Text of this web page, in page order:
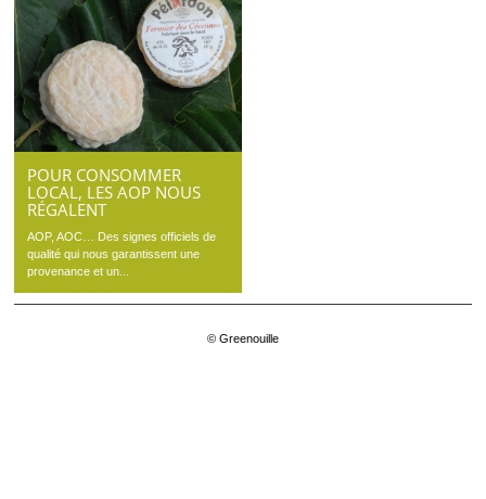
POUR CONSOMMER
LOCAL, LES AOP NOUS
RÉGALENT
AOP, AOC… Des signes officiels de
qualité qui nous garantissent une
provenance et un...
© Greenouille